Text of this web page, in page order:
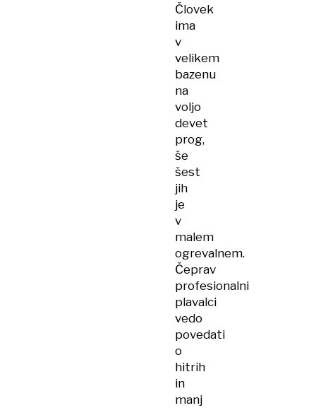
Človek
ima
v
velikem
bazenu
na
voljo
devet
prog,
še
šest
jih
je
v
malem
ogrevalnem.
Čeprav
profesionalni
plavalci
vedo
povedati
o
hitrih
in
manj